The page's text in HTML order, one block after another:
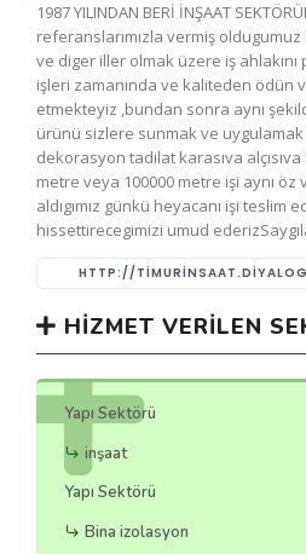
1987 YILINDAN BERİ İNŞAAT
referanslarımızla vermiş
ve diger iller olmak üzere iş ahlakını
işleri zamanında ve kaliteden ödün
etmekteyiz ,bundan sonra aynı
ürünü sizlere sunmak ve uygulamak
dekorasyon tadilat karasıva
metre veya 100000 metre işi aynı öz
aldıgımız günkü heyacanı işi teslim
hissettirecegimizi umud
HTTP://
HIZMET VERILEN
Yapı Sektörü
inşaat
Yapı Sektörü
Bina izolasyon